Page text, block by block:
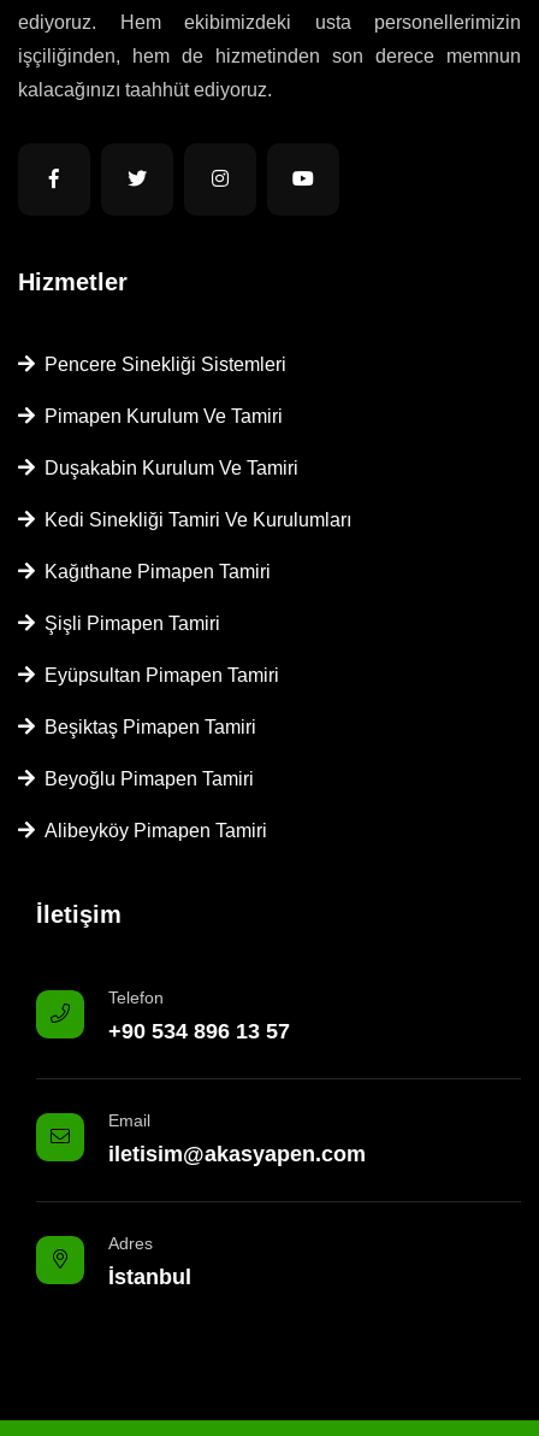
ediyoruz. Hem ekibimizdeki usta personellerimizin
işçiliğinden, hem de hizmetinden son derece memnun
kalacağınızı taahhüt ediyoruz.
Hizmetler
Pencere Sinekliği Sistemleri
Pimapen Kurulum Ve Tamiri
Duşakabin Kurulum Ve Tamiri
Kedi Sinekliği Tamiri Ve Kurulumları
Kağıthane Pimapen Tamiri
Şişli Pimapen Tamiri
Eyüpsultan Pimapen Tamiri
Beşiktaş Pimapen Tamiri
Beyoğlu Pimapen Tamiri
Alibeyköy Pimapen Tamiri
İletişim
Telefon
+90 534 896 13 57
Email
iletisim@akasyapen.com
Adres
İstanbul